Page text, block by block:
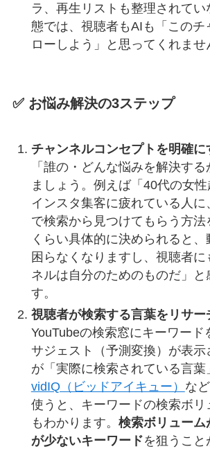
ラ、再生リストも整理されて
態では、視聴者もAIも「このチ
ローしよう」と思ってくれませ
✅ お悩み解決の3ステップ
チャンネルコンセプトを明確に
「誰の・どんな悩みを解決す
ましょう。例えば「40代の女性
インスタ集客に疲れている人に
で検索から見つけてもらう方
くらい具体的に決められると、
困らなくなりますし、視聴者
ネルは自分のためのものだ」と
す。
視聴者が検索する言葉をリサー
YouTubeの検索窓にキーワード
サジェスト（予測変換）が表
が「実際に検索されている言葉
vidIQ（ビッドアイキュー） な
使うと、キーワードの検索ボリ
もわかります。 検索ボリュー
が少ないキーワードを狙うこと